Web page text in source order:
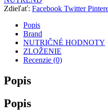
Zdieľať: Facebook Twitter
Popis
Brand
NUTRIČNÉ HODNOTY
ZLOŽENIE
Recenzie (0)
Popis
Popis